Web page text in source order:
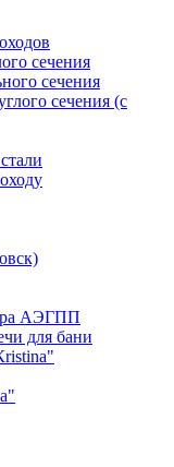
сечения
сечения
сечения (с
АЭГПП
для бани